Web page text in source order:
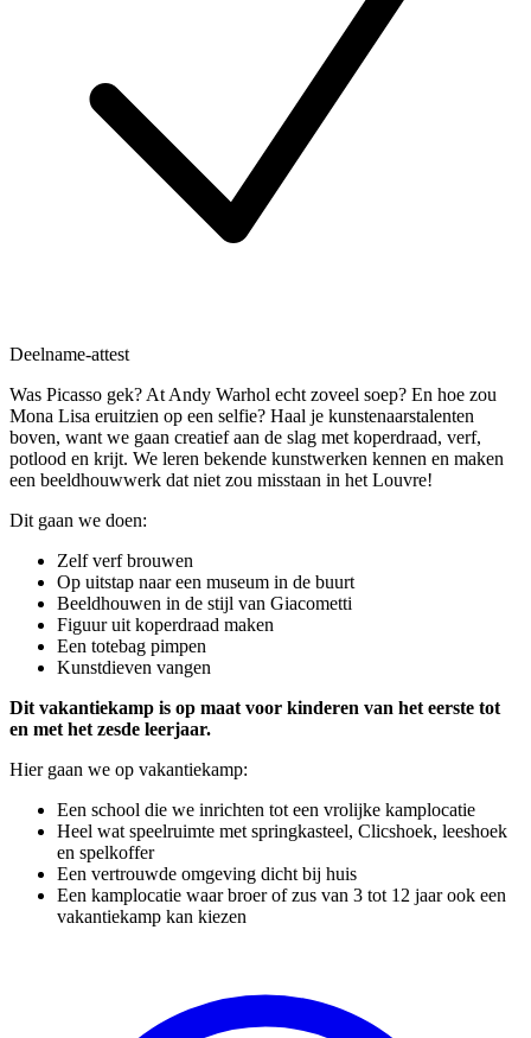
Deelname-attest
Was Picasso gek? At Andy Warhol echt zoveel soep? En hoe zou
Mona Lisa eruitzien op een selfie? Haal je kunstenaarstalenten
boven, want we gaan creatief aan de slag met koperdraad, verf,
potlood en krijt. We leren bekende kunstwerken kennen en maken
een beeldhouwwerk dat niet zou misstaan in het Louvre!
Dit gaan we doen:
Zelf verf brouwen
Op uitstap naar een museum in de buurt
Beeldhouwen in de stijl van Giacometti
Figuur uit koperdraad maken
Een totebag pimpen
Kunstdieven vangen
Dit vakantiekamp is op maat voor kinderen van het eerste tot
en met het zesde leerjaar.
Hier gaan we op vakantiekamp:
Een school die we inrichten tot een vrolijke kamplocatie
Heel wat speelruimte met springkasteel, Clicshoek, leeshoek
en spelkoffer
Een vertrouwde omgeving dicht bij huis
Een kamplocatie waar broer of zus van 3 tot 12 jaar ook een
vakantiekamp kan kiezen